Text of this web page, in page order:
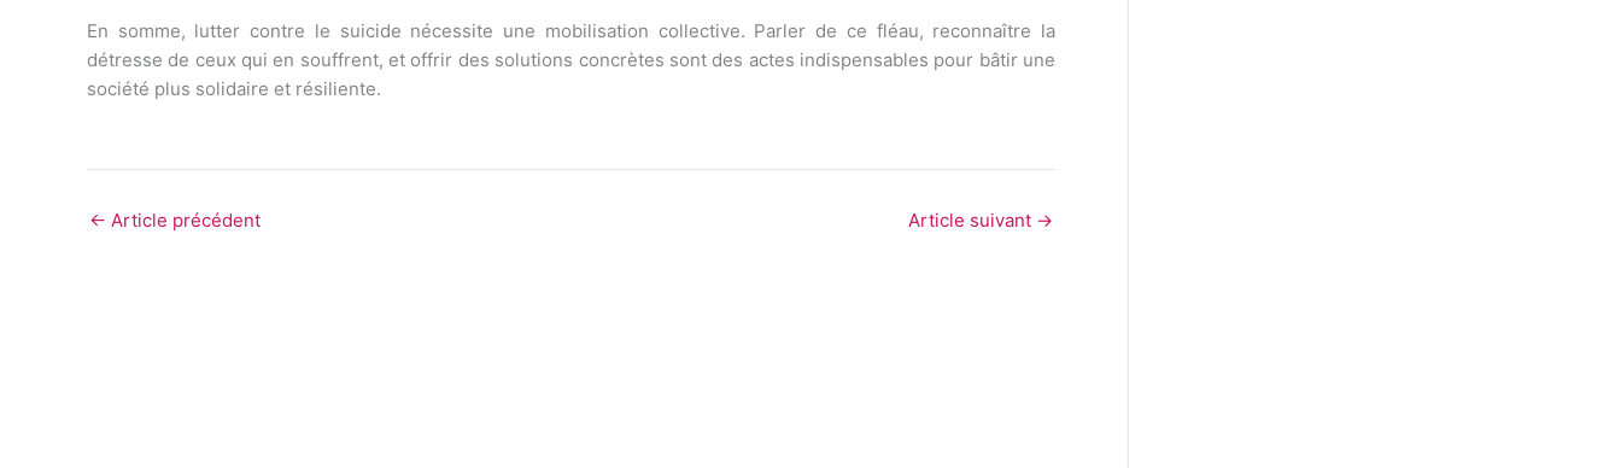
En somme, lutter contre le suicide nécessite une mobilisation collective. Parler de ce fléau, reconnaître la
détresse de ceux qui en souffrent, et offrir des solutions concrètes sont des actes indispensables pour bâtir une
société plus solidaire et résiliente.
← Article précédent Article suivant →